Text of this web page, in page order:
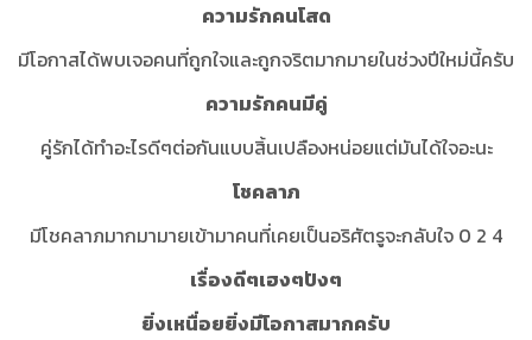
ความรักคนโสด
มีโอกาสได้พบเจอคนที่ถูกใจและถูกจริตมากมายในช่วงปีใหม่นี้ครับ
ความรักคนมีคู่
คู่รักได้ทำอะไรดีๆต่อกันแบบสิ้นเปลืองหน่อยแต่มันได้ใจอะนะ
โชคลาภ
มีโชคลาภมากมามายเข้ามาคนที่เคยเป็นอริศัตรูจะกลับใจ 0 2 4
เรื่องดีๆเฮงๆปังๆ
ยิ่งเหนื่อยยิ่งมีโอกาสมากครับ